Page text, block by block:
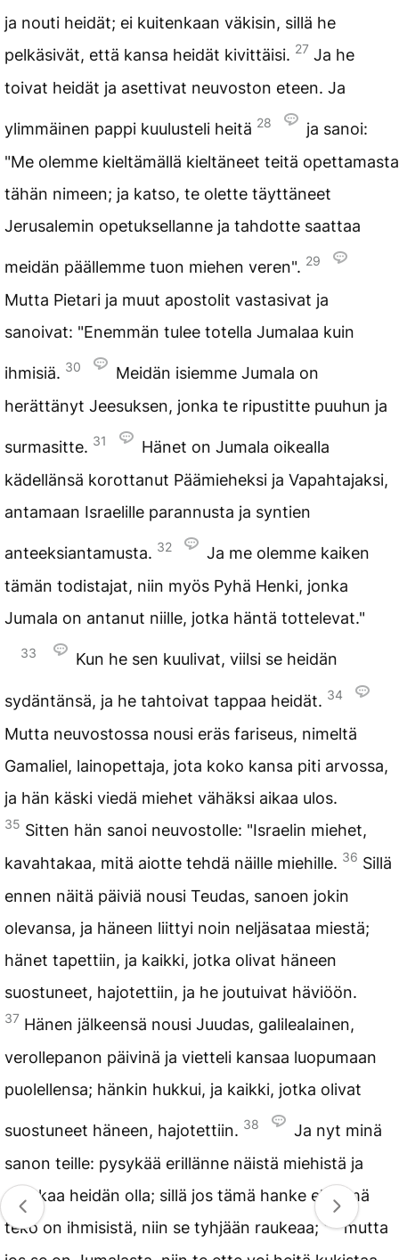
ja nouti heidät; ei kuitenkaan väkisin, sillä he
pelkäsivät, että kansa heidät kivittäisi. 27 Ja he
toivat heidät ja asettivat neuvoston eteen. Ja
ylimmäinen pappi kuulusteli heitä 28
ja sanoi:
"Me olemme kieltämällä kieltäneet teitä opettamasta
tähän nimeen; ja katso, te olette täyttäneet
Jerusalemin opetuksellanne ja tahdotte saattaa
meidän päällemme tuon miehen veren". 29
Mutta Pietari ja muut apostolit vastasivat ja
sanoivat: "Enemmän tulee totella Jumalaa kuin
ihmisiä. 30
Meidän isiemme Jumala on
herättänyt Jeesuksen, jonka te ripustitte puuhun ja
surmasitte. 31
Hänet on Jumala oikealla
kädellänsä korottanut Päämieheksi ja Vapahtajaksi,
antamaan Israelille parannusta ja syntien
anteeksiantamusta. 32
Ja me olemme kaiken
tämän todistajat, niin myös Pyhä Henki, jonka
Jumala on antanut niille, jotka häntä tottelevat."
33 Kun he sen kuulivat, viilsi se heidän
sydäntänsä, ja he tahtoivat tappaa heidät. 34
Mutta neuvostossa nousi eräs fariseus, nimeltä
Gamaliel, lainopettaja, jota koko kansa piti arvossa,
ja hän käski viedä miehet vähäksi aikaa ulos.
35 Sitten hän sanoi neuvostolle: "Israelin miehet,
kavahtakaa, mitä aiotte tehdä näille miehille. 36 Sillä
ennen näitä päiviä nousi Teudas, sanoen jokin
olevansa, ja häneen liittyi noin neljäsataa miestä;
hänet tapettiin, ja kaikki, jotka olivat häneen
suostuneet, hajotettiin, ja he joutuivat häviöön.
37 Hänen jälkeensä nousi Juudas, galilealainen,
verollepanon päivinä ja vietteli kansaa luopumaan
puolellensa; hänkin hukkui, ja kaikki, jotka olivat
suostuneet häneen, hajotettiin. 38
Ja nyt minä
sanon teille: pysykää erillänne näistä miehistä ja
antakaa heidän olla; sillä jos tämä hanke eli tämä
teko on ihmisistä, niin se tyhjään raukeaa;39
mutta